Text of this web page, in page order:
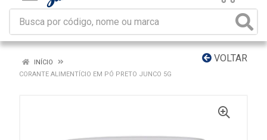
VOLTAR
INÍCIO
CORANTE ALIMENTÍCIO EM PÓ PRETO JUNCO 5G